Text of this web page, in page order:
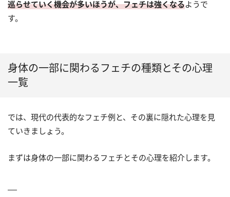
巡らせていく機会が多いほうが、フェチは強くなるようで
す。
身体の一部に関わるフェチの種類とその心理
一覧
では、現代の代表的なフェチ例と、その裏に隠れた心理を見
ていきましょう。
まずは身体の一部に関わるフェチとその心理を紹介します。